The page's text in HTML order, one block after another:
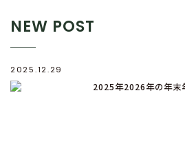
NEW POST
2025.12.29
2025年2026年の年末